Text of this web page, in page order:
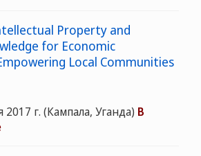
Property and
for Economic
Local Communities
г. (Кампала, Уганда) В